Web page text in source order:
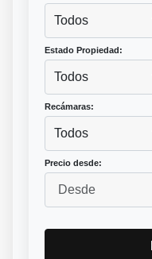
Todos
Estado Propiedad:
Todos
Recámaras:
Todos
Precio desde: